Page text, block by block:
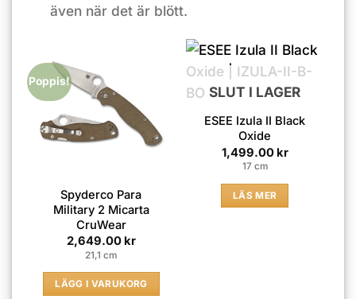
även när det är blött.
Poppis!
Spyderco Para
Military 2 Micarta
CruWear
2,649.00 kr
21,1 cm
LÄGG I VARUKORG
SLUT I LAGER
ESEE Izula II Black
Oxide
1,499.00 kr
17 cm
LÄS MER